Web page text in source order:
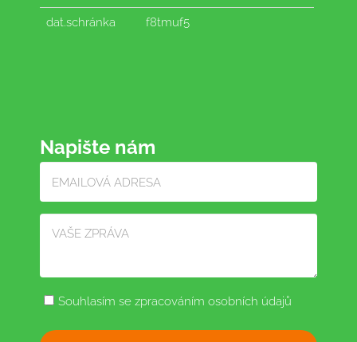
dat.schránka f8tmuf5
Napište nám
Souhlasím se zpracováním osobních údajů